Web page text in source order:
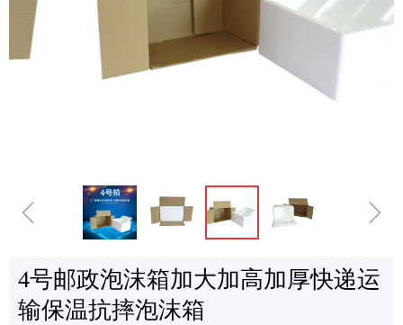
ꁆ ꁇ
4号邮政泡沫箱加大加高加厚快递运
输保温抗摔泡沫箱